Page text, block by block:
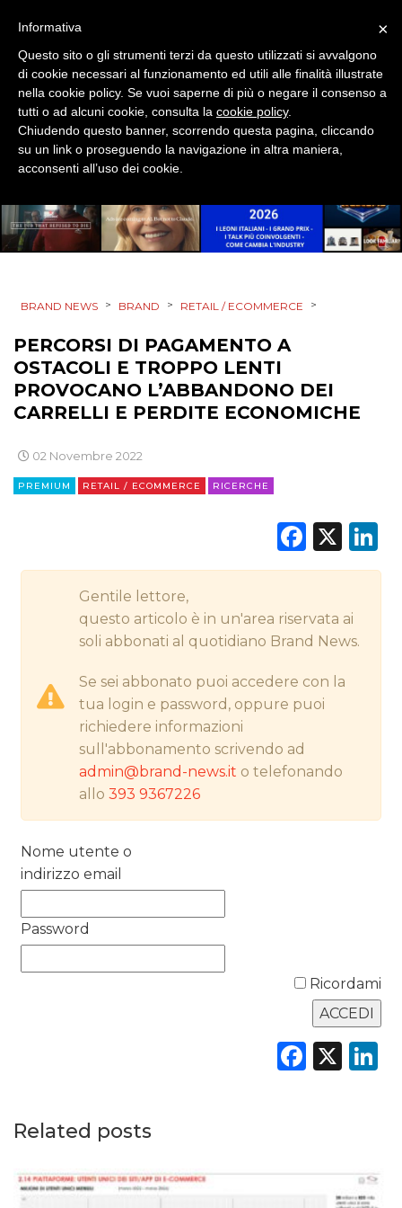
EVENTI
MOBILE
PROMOZIONI
PRODOTTI
CSR
STRATEGIE
DIGITALE
ESTERNA
RADIO / AUDIO
PREVISIONI/SCENARI
NORMATIVE
BRAND NEWS > BRAND > RETAIL / ECOMMERCE >
PERCORSI DI PAGAMENTO A
OSTACOLI E TROPPO LENTI
PROVOCANO L’ABBANDONO DEI
CARRELLI E PERDITE ECONOMICHE
02 Novembre 2022
PREMIUM RETAIL / ECOMMERCE RICERCHE
X
Gentile lettore,
questo articolo è in un'area riservata ai
soli abbonati al quotidiano Brand News.
Se sei abbonato puoi accedere con la
tua login e password, oppure puoi
richiedere informazioni
sull'abbonamento scrivendo ad
admin@brand-news.it o telefonando
allo393 9367226
Nome utente o
indirizzo email
Password
Ricordami
X
Related posts
×
Informativa
Questo sito o gli strumenti terzi da questo utilizzati si avvalgono
di cookie necessari al funzionamento ed utili alle finalità illustrate
nella cookie policy. Se vuoi saperne di più o negare il consenso a
tutti o ad alcuni cookie, consulta la cookie policy.
Chiudendo questo banner, scorrendo questa pagina, cliccando
su un link o proseguendo la navigazione in altra maniera,
acconsenti all’uso dei cookie.